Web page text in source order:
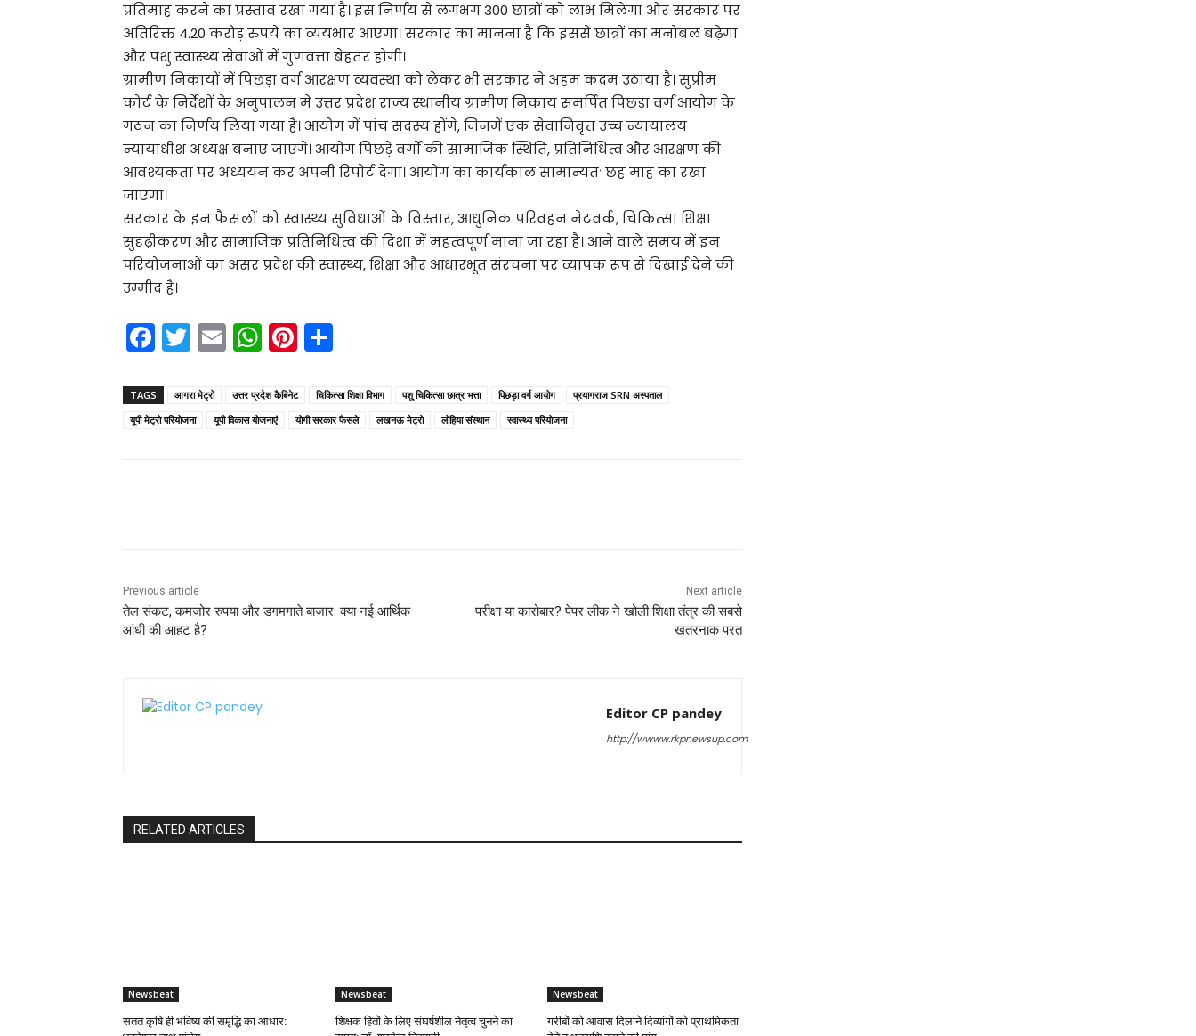
प्रतिमाह करने का प्रस्ताव रखा गया है। इस निर्णय से लगभग 300 छात्रों को लाभ मिलेगा और सरकार पर
अतिरिक्त 4.20 करोड़ रुपये का व्ययभार आएगा। सरकार का मानना है कि इससे छात्रों का मनोबल बढ़ेगा
और पशु स्वास्थ्य सेवाओं में गुणवत्ता बेहतर होगी।
ग्रामीण निकायों में पिछड़ा वर्ग आरक्षण व्यवस्था को लेकर भी सरकार ने अहम कदम उठाया है। सुप्रीम
कोर्ट के निर्देशों के अनुपालन में उत्तर प्रदेश राज्य स्थानीय ग्रामीण निकाय समर्पित पिछड़ा वर्ग आयोग के
गठन का निर्णय लिया गया है। आयोग में पांच सदस्य होंगे, जिनमें एक सेवानिवृत्त उच्च न्यायालय
न्यायाधीश अध्यक्ष बनाए जाएंगे। आयोग पिछड़े वर्गों की सामाजिक स्थिति, प्रतिनिधित्व और आरक्षण की
आवश्यकता पर अध्ययन कर अपनी रिपोर्ट देगा। आयोग का कार्यकाल सामान्यतः छह माह का रखा
जाएगा।
सरकार के इन फैसलों को स्वास्थ्य सुविधाओं के विस्तार, आधुनिक परिवहन नेटवर्क, चिकित्सा शिक्षा
सुदृढ़ीकरण और सामाजिक प्रतिनिधित्व की दिशा में महत्वपूर्ण माना जा रहा है। आने वाले समय में इन
परियोजनाओं का असर प्रदेश की स्वास्थ्य, शिक्षा और आधारभूत संरचना पर व्यापक रूप से दिखाई देने की
उम्मीद है।
F
c
e
T
itt
er
E
ai
l
W
a
ts
Pi
er
e
ar
e
TAGS आगरा मेट्रो उत्तर प्रदेश कैबिनेट चिकित्सा शिक्षा विभाग पशु चिकित्सा छात्र भत्ता पिछड़ा वर्ग आयोग
प्रयागराज SRN अस्पताल
यूपी मेट्रो परियोजना
यूपी विकास योजनाएं योगी सरकार फैसले लखनऊ मेट्रो लोहिया संस्थान स्वास्थ्य परियोजना
Previous article
तेल संकट, कमजोर रुपया और डगमगाते बाजार: क्या नई आर्थिक
आंधी की आहट है?
Next article
परीक्षा या कारोबार? पेपर लीक ने खोली शिक्षा तंत्र की सबसे
खतरनाक परत
Editor CP pandey
http://wwww.rkpnewsup.com
RELATED ARTICLES
Newsbeat
सतत कृषि ही भविष्य की समृद्धि का आधार:
Newsbeat
शिक्षक हितों के लिए संघर्षशील नेतृत्व चुनने का
Newsbeat
गरीबों को आवास दिलाने दिव्यांगों को प्राथमिकता